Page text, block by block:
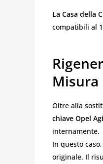
La Casa della
compatibili al
Misura
Oltre alla
chiave Opel
internamente.
In questo
originale. Il